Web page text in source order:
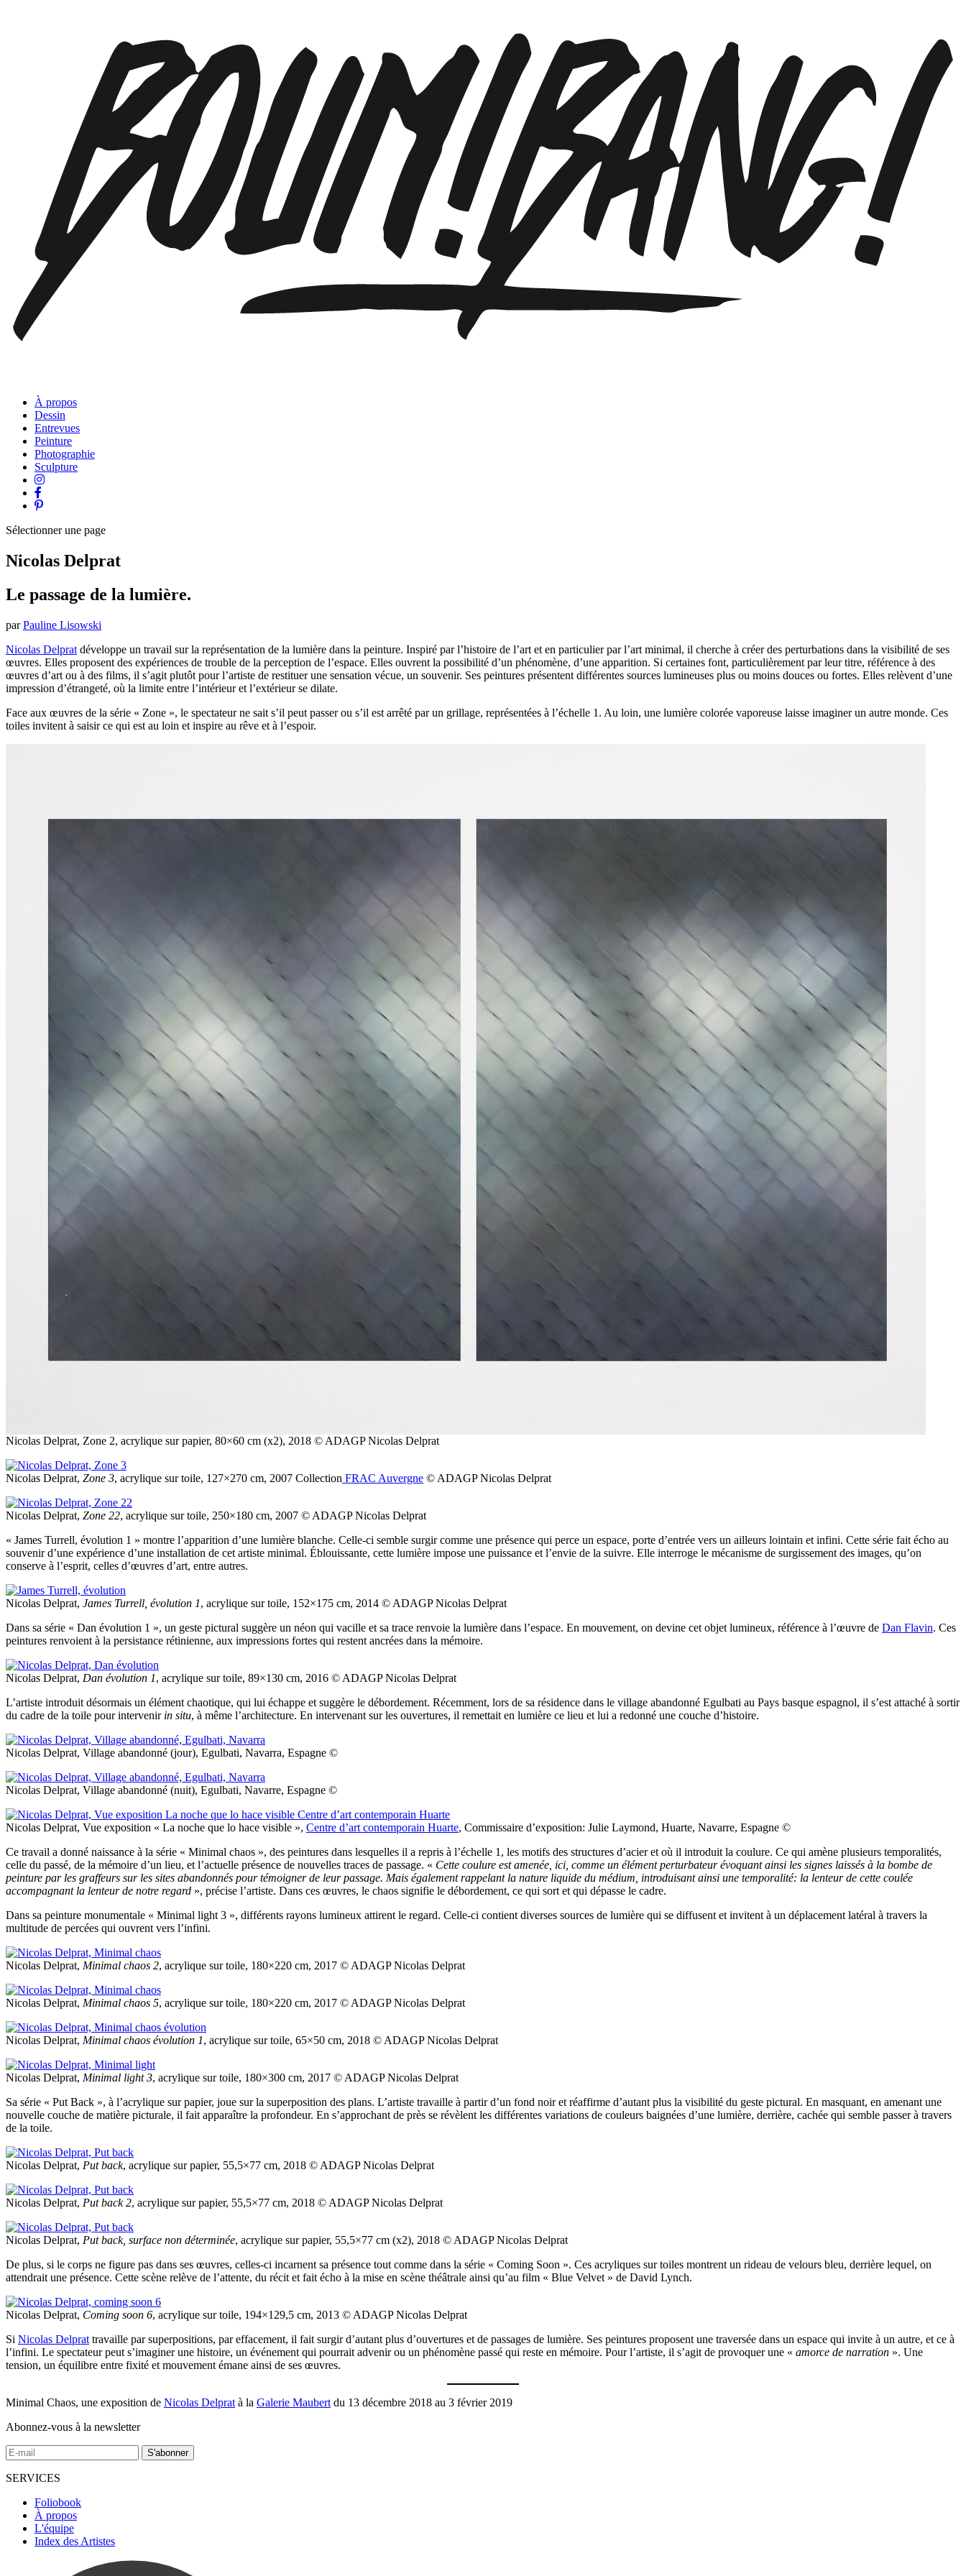
À propos
Dessin
Entrevues
Peinture
Photographie
Sculpture
Sélectionner une page
Nicolas Delprat
Le passage de la lumière.
parPauline Lisowski
Nicolas Delprat développe un travail sur la représentation de la lumière dans la peinture. Inspiré par l’histoire de l’art et en particulier par l’art minimal, il cherche à créer des perturbations dans la visibilité de ses
œuvres. Elles proposent des expériences de trouble de la perception de l’espace. Elles ouvrent la possibilité d’un phénomène, d’une apparition. Si certaines font, particulièrement par leur titre, référence à des
œuvres d’art ou à des films, il s’agit plutôt pour l’artiste de restituer une sensation vécue, un souvenir. Ses peintures présentent différentes sources lumineuses plus ou moins douces ou fortes. Elles relèvent d’une
impression d’étrangeté, où la limite entre l’intérieur et l’extérieur se dilate.
Face aux œuvres de la série « Zone », le spectateur ne sait s’il peut passer ou s’il est arrêté par un grillage, représentées à l’échelle 1. Au loin, une lumière colorée vaporeuse laisse imaginer un autre monde. Ces
toiles invitent à saisir ce qui est au loin et inspire au rêve et à l’espoir.
Nicolas Delprat, Zone 2, acrylique sur papier, 80×60 cm (x2), 2018 © ADAGP Nicolas Delprat
Nicolas Delprat, Zone 3, acrylique sur toile, 127×270 cm, 2007 Collection FRAC Auvergne © ADAGP Nicolas Delprat
Nicolas Delprat, Zone 22, acrylique sur toile, 250×180 cm, 2007 © ADAGP Nicolas Delprat
« James Turrell, évolution 1 » montre l’apparition d’une lumière blanche. Celle-ci semble surgir comme une présence qui perce un espace, porte d’entrée vers un ailleurs lointain et infini. Cette série fait écho au
souvenir d’une expérience d’une installation de cet artiste minimal. Éblouissante, cette lumière impose une puissance et l’envie de la suivre. Elle interroge le mécanisme de surgissement des images, qu’on
conserve à l’esprit, celles d’œuvres d’art, entre autres.
Nicolas Delprat, James Turrell, évolution 1, acrylique sur toile, 152×175 cm, 2014 © ADAGP Nicolas Delprat
Dans sa série « Dan évolution 1 », un geste pictural suggère un néon qui vacille et sa trace renvoie la lumière dans l’espace. En mouvement, on devine cet objet lumineux, référence à l’œuvre de Dan Flavin. Ces
peintures renvoient à la persistance rétinienne, aux impressions fortes qui restent ancrées dans la mémoire.
Nicolas Delprat, Dan évolution 1, acrylique sur toile, 89×130 cm, 2016 © ADAGP Nicolas Delprat
L’artiste introduit désormais un élément chaotique, qui lui échappe et suggère le débordement. Récemment, lors de sa résidence dans le village abandonné Egulbati au Pays basque espagnol, il s’est attaché à sortir
du cadre de la toile pour intervenirin situ, à même l’architecture. En intervenant sur les ouvertures, il remettait en lumière ce lieu et lui a redonné une couche d’histoire.
Nicolas Delprat, Village abandonné (jour), Egulbati, Navarra, Espagne ©
Nicolas Delprat, Village abandonné (nuit), Egulbati, Navarre, Espagne ©
Nicolas Delprat, Vue exposition « La noche que lo hace visible », Centre d’art contemporain Huarte, Commissaire d’exposition: Julie Laymond, Huarte, Navarre, Espagne ©
Ce travail a donné naissance à la série « Minimal chaos », des peintures dans lesquelles il a repris à l’échelle 1, les motifs des structures d’acier et où il introduit la coulure. Ce qui amène plusieurs temporalités,
celle du passé, de la mémoire d’un lieu, et l’actuelle présence de nouvelles traces de passage. « Cette coulure est amenée, ici, comme un élément perturbateur évoquant ainsi les signes laissés à la bombe de
peinture par les graffeurs sur les sites abandonnés pour témoigner de leur passage. Mais également rappelant la nature liquide du médium, introduisant ainsi une temporalité: la lenteur de cette coulée
accompagnant la lenteur de notre regard », précise l’artiste. Dans ces œuvres, le chaos signifie le débordement, ce qui sort et qui dépasse le cadre.
Dans sa peinture monumentale « Minimal light 3 », différents rayons lumineux attirent le regard. Celle-ci contient diverses sources de lumière qui se diffusent et invitent à un déplacement latéral à travers la
multitude de percées qui ouvrent vers l’infini.
Nicolas Delprat, Minimal chaos 2, acrylique sur toile, 180×220 cm, 2017 © ADAGP Nicolas Delprat
Nicolas Delprat, Minimal chaos 5, acrylique sur toile, 180×220 cm, 2017 © ADAGP Nicolas Delprat
Nicolas Delprat, Minimal chaos évolution 1, acrylique sur toile, 65×50 cm, 2018 © ADAGP Nicolas Delprat
Nicolas Delprat, Minimal light 3, acrylique sur toile, 180×300 cm, 2017 © ADAGP Nicolas Delprat
Sa série « Put Back », à l’acrylique sur papier, joue sur la superposition des plans. L’artiste travaille à partir d’un fond noir et réaffirme d’autant plus la visibilité du geste pictural. En masquant, en amenant une
nouvelle couche de matière picturale, il fait apparaître la profondeur. En s’approchant de près se révèlent les différentes variations de couleurs baignées d’une lumière, derrière, cachée qui semble passer à travers
de la toile.
Nicolas Delprat, Put back, acrylique sur papier, 55,5×77 cm, 2018 © ADAGP Nicolas Delprat
Nicolas Delprat, Put back 2, acrylique sur papier, 55,5×77 cm, 2018 © ADAGP Nicolas Delprat
Nicolas Delprat, Put back, surface non déterminée, acrylique sur papier, 55,5×77 cm (x2), 2018 © ADAGP Nicolas Delprat
De plus, si le corps ne figure pas dans ses œuvres, celles-ci incarnent sa présence tout comme dans la série « Coming Soon ». Ces acryliques sur toiles montrent un rideau de velours bleu, derrière lequel, on
attendrait une présence. Cette scène relève de l’attente, du récit et fait écho à la mise en scène théâtrale ainsi qu’au film « Blue Velvet » de David Lynch.
Nicolas Delprat, Coming soon 6, acrylique sur toile, 194×129,5 cm, 2013 © ADAGP Nicolas Delprat
Si Nicolas Delprat travaille par superpositions, par effacement, il fait surgir d’autant plus d’ouvertures et de passages de lumière. Ses peintures proposent une traversée dans un espace qui invite à un autre, et ce à
l’infini. Le spectateur peut s’imaginer une histoire, un événement qui pourrait advenir ou un phénomène passé qui reste en mémoire. Pour l’artiste, il s’agit de provoquer une « amorce de narration ». Une
tension, un équilibre entre fixité et mouvement émane ainsi de ses œuvres.
Minimal Chaos, une exposition de Nicolas Delprat à la Galerie Maubert du 13 décembre 2018 au 3 février 2019
Abonnez-vous à la newsletter
SERVICES
Foliobook
À propos
L'équipe
Index des Artistes